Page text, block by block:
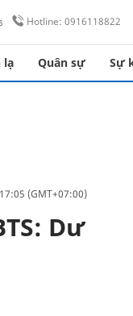
Hotline: 0916118822
lạ Quân sự Sự
(GMT+07:00)
Dư